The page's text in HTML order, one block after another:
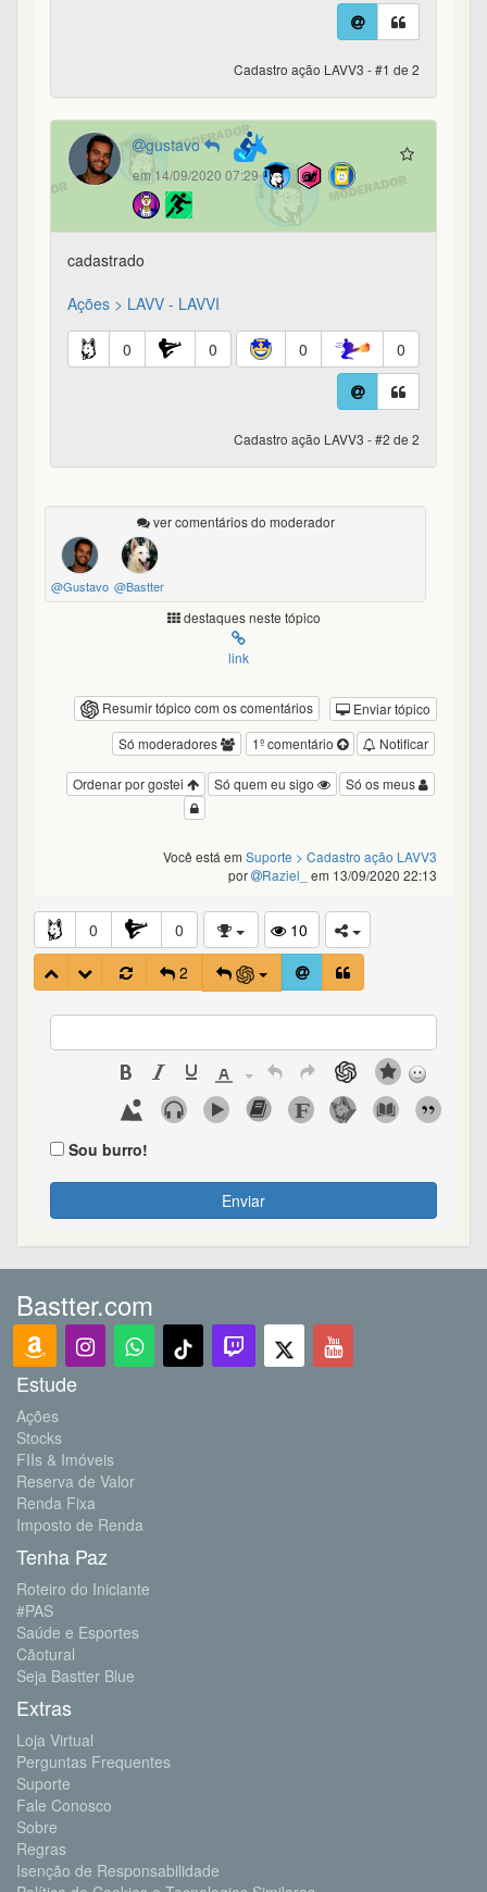
Cadastro ação LAVV3 - #1 de 2
gustavo
em 14/09/2020 07:29
cadastrado
Ações > LAVV - LAVVI
0 0 0 0
Cadastro ação LAVV3 - #2 de 2
ver comentários do moderador
@Gustavo @Bastter
destaques neste tópico
link
Resumir tópico com os comentários
Enviar tópico
Notificar
1º comentário
Só moderadores
Só os meus
Só quem eu sigo
Ordenar por gostei
Você está em Suporte > Cadastro ação LAVV3
por
Raziel_ em 13/09/2020 22:13
0 0
10
2
Sou burro!
Enviar
Bastter.com
Estude
Ações
Stocks
FIIs & Imóveis
Reserva de Valor
Renda Fixa
Imposto de Renda
Tenha Paz
Roteiro do Iniciante
#PAS
Saúde e Esportes
Cãotural
Seja Bastter Blue
Extras
Loja Virtual
Perguntas Frequentes
Suporte
Fale Conosco
Sobre
Regras
Isenção de Responsabilidade